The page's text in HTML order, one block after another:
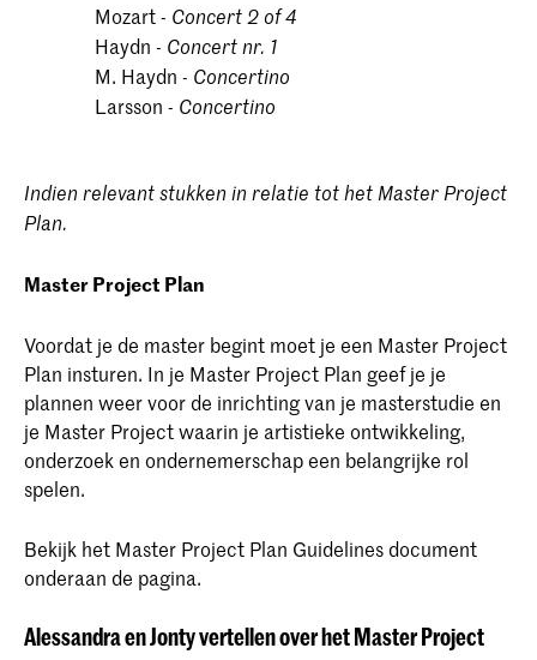
Mozart - Concert 2 of 4
Haydn - Concert nr. 1
M. Haydn - Concertino
Larsson - Concertino
Indien relevant stukken in relatie tot het Master Project
Plan.
Master Project Plan
Voordat je de master begint moet je een Master Project
Plan insturen. In je Master Project Plan geef je je
plannen weer voor de inrichting van je masterstudie en
je Master Project waarin je artistieke ontwikkeling,
onderzoek en ondernemerschap een belangrijke rol
spelen.
Bekijk het Master Project Plan Guidelines document
onderaan de pagina.
Alessandra en Jonty vertellen over het Master Project